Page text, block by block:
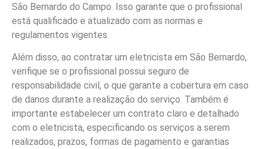
São Bernardo do Campo. Isso garante que o profissional
está qualificado e atualizado com as normas e
regulamentos vigentes.
Além disso, ao contratar um eletricista em São Bernardo,
verifique se o profissional possui seguro de
responsabilidade civil, o que garante a cobertura em caso
de danos durante a realização do serviço. Também é
importante estabelecer um contrato claro e detalhado
com o eletricista, especificando os serviços a serem
realizados, prazos, formas de pagamento e garantias